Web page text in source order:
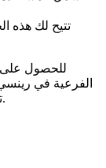
تتيح لك هذه
للحصول على
الفرعية في
تصاريح" متاحة للوصول الحر في محافظة بوبيني.